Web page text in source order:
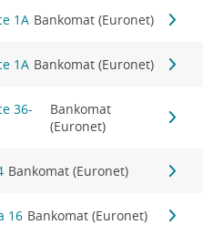
1A Bankomat (Euronet)
1A Bankomat (Euronet)
36-
Bankomat
(Euronet)
Bankomat (Euronet)
16 Bankomat (Euronet)